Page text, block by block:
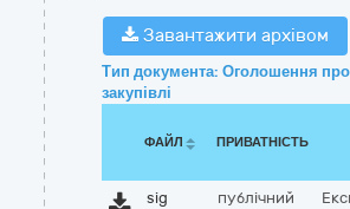
Завантажити архівом
Тип документа: Оголошення
закупівлі
ФАЙЛ ПРИВАТНІСТЬ
sig публічний